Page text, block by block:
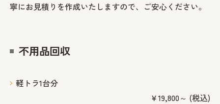
寧にお見積りを作成いたしますので、ご安心ください。
不用品回収
軽トラ1台分
￥19,800～ (税込)